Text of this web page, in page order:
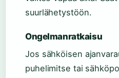
suurlähetystöön.
Ongelmanratkaisu
Jos sähköisen
puhelimitse tai